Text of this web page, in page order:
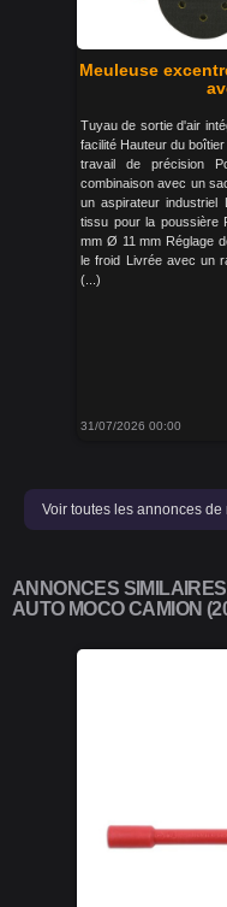
Meuleuse
Tuyau de sortie d'air
facilité Hauteur du
travail de précision
combinaison avec un
un aspirateur
tissu pour la poussière
mm Ø 11 mm Réglage
le froid Livrée avec un
(...)
31/07/2026 00:00
Voir toutes les annonces de
ANNONCES
AUTO MOCO CAMION